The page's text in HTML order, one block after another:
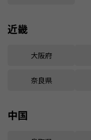
近畿
大阪府
奈良県
中国